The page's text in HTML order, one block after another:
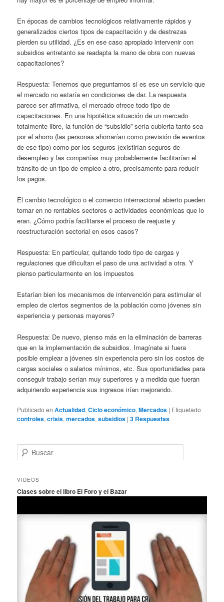
En épocas de cambios tecnológicos relativamente rápidos y
generalizados ciertos tipos de capacitación y de destrezas
pierden su utilidad. ¿Es en ese caso apropiado intervenir con
subsidios entretanto se readapta la mano de obra con nuevas
capacitaciones?
Respuesta: Tenemos que preguntarnos si es ese un servicio que
el mercado no estaría en condiciones de dar. La respuesta
parece ser afirmativa, el mercado ofrece todo tipo de
capacitaciones. En una hipotética situación de un mercado
totalmente libre, la función de “subsidio” sería cubierta tanto sea
por el ahorro (las personas ahorrarían como previsión de eventos
de ese tipo) como por los seguros (existirían seguros de
desempleo y las compañías muy probablemente facilitarían el
tránsito de un tipo de empleo a otro, precisamente para reducir
los pagos.
El cambio tecnológico o el comercio internacional abierto pueden
tornar en no rentables sectores o actividades económicas que lo
eran. ¿Cómo podría facilitarse el proceso de reajuste y
reestructuración sectorial en esos casos?
Respuesta: En particular, quitando todo tipo de cargas y
regulaciones que dificultan el paso de una actividad a otra. Y
pienso particularmente en los impuestos
Estarían bien los mecanismos de intervención para estimular el
empleo de ciertos segmentos de la población como jóvenes sin
experiencia y personas mayores?
Respuesta: De nuevo, pienso más en la eliminación de barreras
que en la implementación de subsidios. Imagínate si fuera
posible emplear a jóvenes sin experiencia pero sin los costos de
cargas sociales o salarios mínimos, etc. Sus oportunidades para
conseguir trabajo serían muy superiores y a medida que fueran
adquiriendo experiencia sus ingresos irían mejorando.
Publicado en Actualidad,Ciclo económico,Mercados | Etiquetado
controles,crisis,mercados,subsidios |3 Respuestas
u
c
r
VIDEOS
Clases sobre el libro El Foro y el Bazar